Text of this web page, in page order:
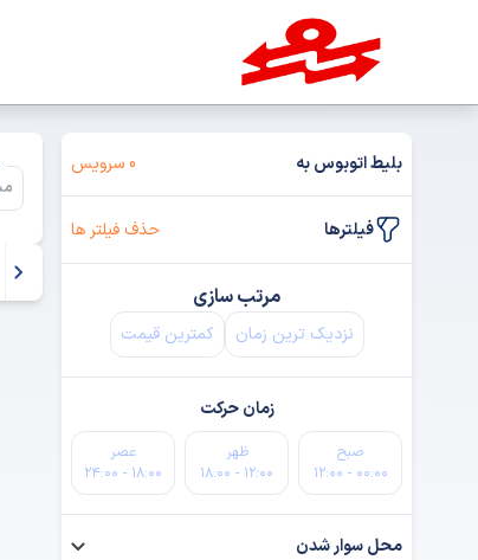
بلیط اتوبوس به 0 سرویس
فیلترها حذف فیلتر ها
مرتب سازی
نزدیک ترین زمان کمترین قیمت
زمان حرکت
صبح
۰۰:۰۰ - ۱۲:۰۰
ظهر
۱۲:۰۰ - ۱۸:۰۰
عصر
۱۸:۰۰ - ۲۴:۰۰
محل سوار شدن